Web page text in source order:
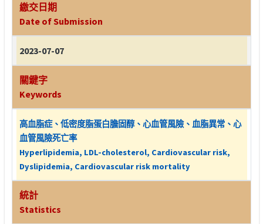
繳交日期
Date of Submission
2023-07-07
關鍵字
Keywords
高血脂症、低密度脂蛋白膽固醇、心血管風險、血脂異常、心
血管風險死亡率
Hyperlipidemia, LDL-cholesterol, Cardiovascular risk,
Dyslipidemia, Cardiovascular risk mortality
統計
Statistics